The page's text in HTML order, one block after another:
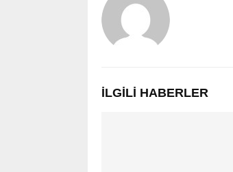
İLGILI HABERLER